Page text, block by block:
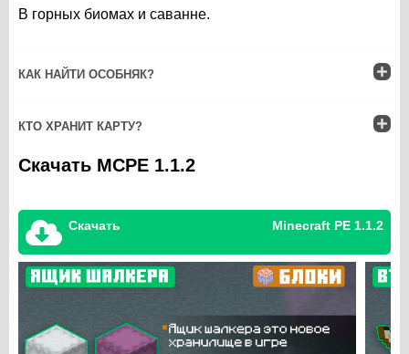
В горных биомах и саванне.
КАК НАЙТИ ОСОБНЯК?
КТО ХРАНИТ КАРТУ?
Скачать MCPE 1.1.2
Скачать Minecraft PE 1.1.2